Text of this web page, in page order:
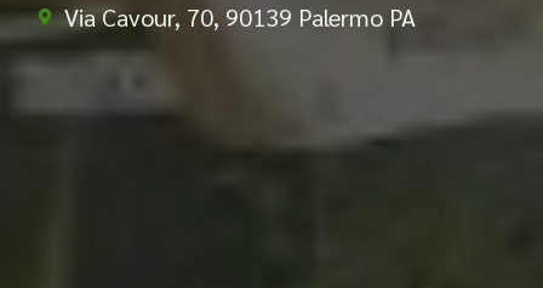
Via Cavour, 70, 90139 Palermo PA